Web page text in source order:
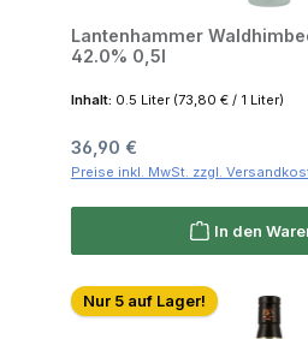
Lantenhammer
42.0% 0,5l
Inhalt: 0.5 Liter (73,80 € / 1 Liter)
Regulärer Preis:
36,90 €
Preise inkl. MwSt. zzgl.
In den
Nur 5 auf Lager!